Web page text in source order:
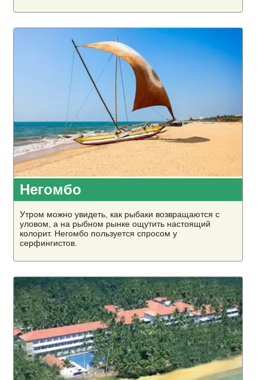
Негомбо
Утром можно увидеть, как рыбаки возвращаются с
уловом, а на рыбном рынке ощутить настоящий
колорит. Негомбо пользуется спросом у
серфингистов.